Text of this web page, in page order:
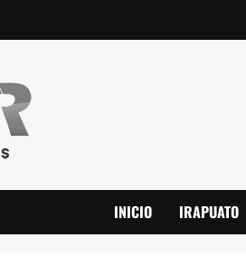
INICIO IRAPUATO